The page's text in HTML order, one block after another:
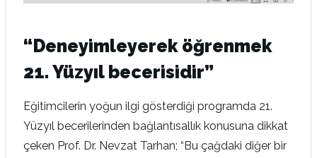
“Deneyimleyerek öğrenmek
21. Yüzyıl becerisidir”
Eğitimcilerin yoğun ilgi gösterdiği programda 21.
Yüzyıl becerilerinden bağlantısallık konusuna dikkat
çeken Prof. Dr. Nevzat Tarhan; “Bu çağdaki diğer bir